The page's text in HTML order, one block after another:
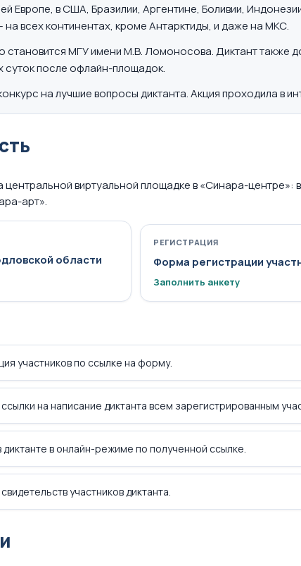
Европе, в США, Бразилии, Аргентине, Боливии,
всех континентах, кроме Антарктиды, и даже на МКС.
МГУ имени М.В. Ломоносова. Диктант также
суток после офлайн-площадок.
на лучшие вопросы диктанта. Акция проходила в
центральной виртуальной площадке в «Синара-центре»:
арт».
области
РЕГИСТРАЦИЯ
Форма регистрации
Заполнить анкету
участников по ссылке на форму.
на написание диктанта всем зарегистрированным
диктанте в онлайн-режиме по полученной ссылке.
участников диктанта.